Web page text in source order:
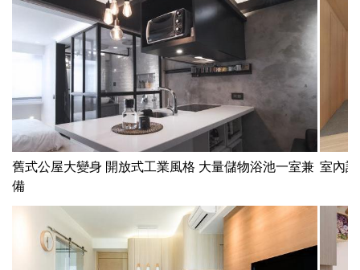
舊式公屋大變身 開放式工業風格 大量儲物浴池一室兼
備
室內